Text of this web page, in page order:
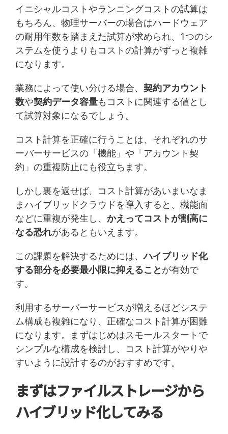
イニシャルコストやランニングコストの試算は
もちろん、物理サーバーの場合はハードウェア
の耐用年数を踏まえた試算が求められ、1つのシ
ステムを使うよりもコストの計算がずっと複雑
になります。
業務によって使い分ける場合、 契約アカウント
数や契約データ容量もコストに関連する値とし
て試算対象になるでしょう。
コスト計算を正確に行うことは、それぞれのサ
ーバーサービスの「機能」や「アカウント契
約」の重複防止にも役立ちます。
しかし裏を返せば、コスト計算があいまいなま
まハイブリッドクラウドを導入すると、機能面
などに重複が発生し、 かえってコストが割高に
なる恐れがあるともいえます。
この課題を解決するためには、ハイブリッド化
する部分を必要最小限に抑えることが有効で
す。
利用するサーバーサービスが増えるほどシステ
ム構成も複雑になり、正確なコスト計算が困難
になります。まずはじめはスモールスタートで
シンプルな構成を検討し、コスト計算がやりや
すいように設計するのがおすすめです。
まずはファイルストレージから
ハイブリッド化してみる